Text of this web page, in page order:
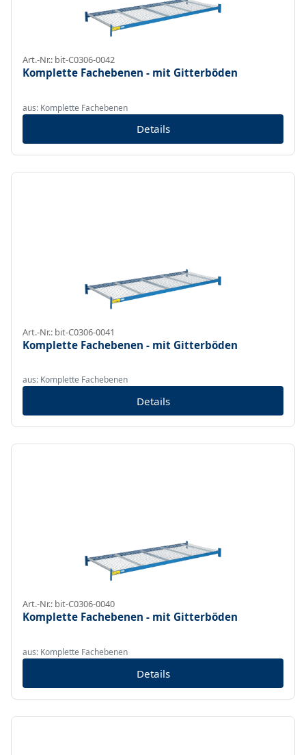
Art.-Nr.: bit-C0306-0042
Komplette Fachebenen - mit Gitterböden
aus: Komplette Fachebenen
Details
Art.-Nr.: bit-C0306-0041
Komplette Fachebenen - mit Gitterböden
aus: Komplette Fachebenen
Details
Art.-Nr.: bit-C0306-0040
Komplette Fachebenen - mit Gitterböden
aus: Komplette Fachebenen
Details